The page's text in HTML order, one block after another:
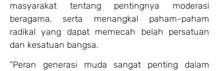
masyarakat tentang pentingnya moderasi
beragama, serta menangkal paham-paham
radikal yang dapat memecah belah persatuan
dan kesatuan bangsa.
“Peran generasi muda sangat penting dalam